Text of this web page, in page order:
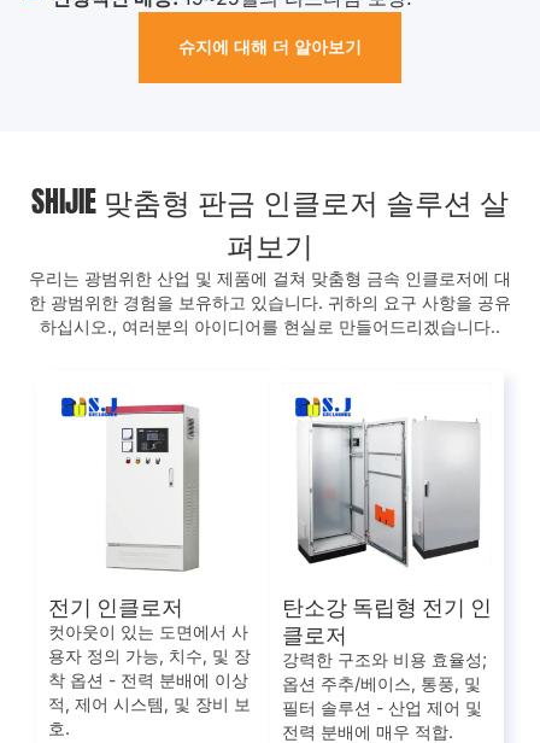
슈지에 대해 더 알아보기
SHIJIE 맞춤형 판금 인클로저 솔루션 살
펴보기
우리는 광범위한 산업 및 제품에 걸쳐 맞춤형 금속 인클로저에 대
한 광범위한 경험을 보유하고 있습니다. 귀하의 요구 사항을 공유
하십시오., 여러분의 아이디어를 현실로 만들어드리겠습니다..
전기 인클로저
컷아웃이 있는 도면에서 사
용자 정의 가능, 치수, 및 장
착 옵션 - 전력 분배에 이상
적, 제어 시스템, 및 장비 보
호.
탄소강 독립형 전기 인
클로저
강력한 구조와 비용 효율성;
옵션 주추/베이스, 통풍, 및
필터 솔루션 - 산업 제어 및
전력 분배에 매우 적합.